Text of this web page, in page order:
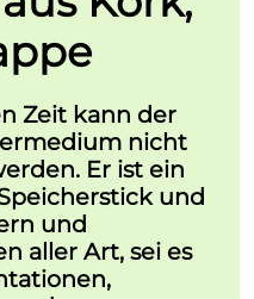
Zeit kann der
nicht
Er ist ein
und
und
aller Art, sei es